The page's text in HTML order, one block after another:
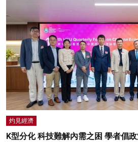
灼見經濟
K型分化 科技難解內需之困 學者倡